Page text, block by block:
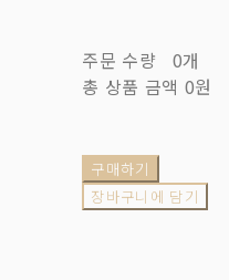
주문 수량
0개
총 상품 금액 0원
구매하기
장바구니에 담기